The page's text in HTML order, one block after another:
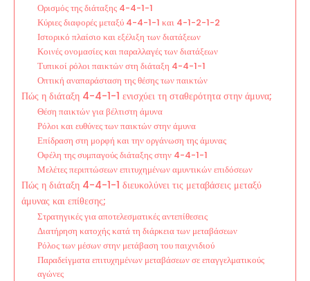
Ορισμός της διάταξης 4-4-1-1
Κύριες διαφορές μεταξύ 4-4-1-1 και 4-1-2-1-2
Ιστορικό πλαίσιο και εξέλιξη των διατάξεων
Κοινές ονομασίες και παραλλαγές των διατάξεων
Τυπικοί ρόλοι παικτών στη διάταξη 4-4-1-1
Οπτική αναπαράσταση της θέσης των παικτών
Πώς η διάταξη 4-4-1-1 ενισχύει τη σταθερότητα στην άμυνα;
Θέση παικτών για βέλτιστη άμυνα
Ρόλοι και ευθύνες των παικτών στην άμυνα
Επίδραση στη μορφή και την οργάνωση της άμυνας
Οφέλη της συμπαγούς διάταξης στην 4-4-1-1
Μελέτες περιπτώσεων επιτυχημένων αμυντικών επιδόσεων
Πώς η διάταξη 4-4-1-1 διευκολύνει τις μεταβάσεις μεταξύ
άμυνας και επίθεσης;
Στρατηγικές για αποτελεσματικές αντεπίθεσεις
Διατήρηση κατοχής κατά τη διάρκεια των μεταβάσεων
Ρόλος των μέσων στην μετάβαση του παιχνιδιού
Παραδείγματα επιτυχημένων μεταβάσεων σε επαγγελματικούς
αγώνες